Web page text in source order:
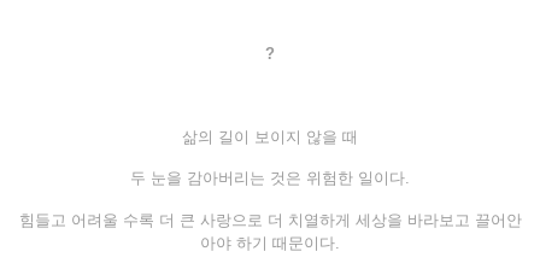
?
삶의 길이 보이지 않을 때
두 눈을 감아버리는 것은 위험한 일이다.
힘들고 어려울 수록 더 큰 사랑으로 더 치열하게 세상을 바라보고 끌어안
아야 하기 때문이다.